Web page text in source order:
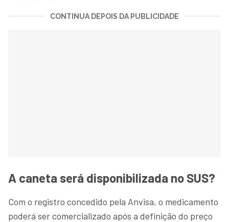
CONTINUA DEPOIS DA PUBLICIDADE
A caneta será disponibilizada no SUS?
Com o registro concedido pela Anvisa, o medicamento
poderá ser comercializado após a definição do preço